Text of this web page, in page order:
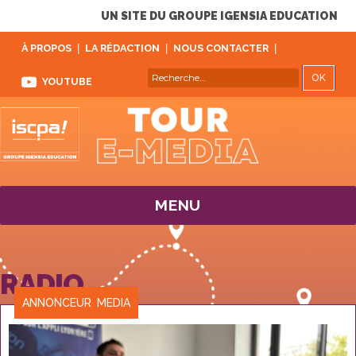
UN SITE DU GROUPE IGENSIA EDUCATION
À PROPOS LA RÉDACTION NOUS CONTACTER
YOUTUBE
Recherche
pour :
MENU
RADIO
CATÉGORIES
ANNONCEUR MEDIA